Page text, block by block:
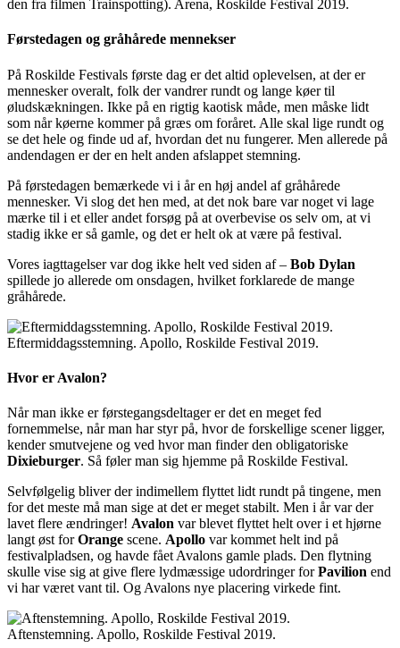
den fra filmen Trainspotting). Arena, Roskilde Festival 2019.
Førstedagen og gråhårede mennekser
På Roskilde Festivals første dag er det altid oplevelsen, at der er
mennesker overalt, folk der vandrer rundt og lange køer til
øludskækningen. Ikke på en rigtig kaotisk måde, men måske lidt
som når køerne kommer på græs om foråret. Alle skal lige rundt og
se det hele og finde ud af, hvordan det nu fungerer. Men allerede på
andendagen er der en helt anden afslappet stemning.
På førstedagen bemærkede vi i år en høj andel af gråhårede
mennesker. Vi slog det hen med, at det nok bare var noget vi lage
mærke til i et eller andet forsøg på at overbevise os selv om, at vi
stadig ikke er så gamle, og det er helt ok at være på festival.
Vores iagttagelser var dog ikke helt ved siden af – Bob Dylan
spillede jo allerede om onsdagen, hvilket forklarede de mange
gråhårede.
Eftermiddagsstemning. Apollo, Roskilde Festival 2019.
Hvor er Avalon?
Når man ikke er førstegangsdeltager er det en meget fed
fornemmelse, når man har styr på, hvor de forskellige scener ligger,
kender smutvejene og ved hvor man finder den obligatoriske
Dixieburger. Så føler man sig hjemme på Roskilde Festival.
Selvfølgelig bliver der indimellem flyttet lidt rundt på tingene, men
for det meste må man sige at det er meget stabilt. Men i år var der
lavet flere ændringer! Avalon var blevet flyttet helt over i et hjørne
langt øst forOrange scene. Apollo var kommet helt ind på
festivalpladsen, og havde fået Avalons gamle plads. Den flytning
skulle vise sig at give flere lydmæssige udordringer forPavilion end
vi har været vant til. Og Avalons nye placering virkede fint.
Aftenstemning. Apollo, Roskilde Festival 2019.